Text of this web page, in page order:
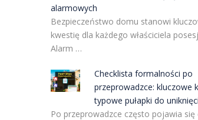
alarmowych
Bezpieczeństwo domu stanowi
kwestię dla każdego właściciela
Alarm …
Checklista formalności po
przeprowadzce: kluczowe
typowe pułapki do
Po przeprowadzce często pojawia się